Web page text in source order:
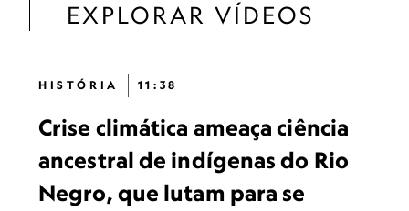
EXPLORAR VÍDEOS
HISTÓRIA 11:38
Crise climática ameaça ciência
ancestral de indígenas do Rio
Negro, que lutam para se